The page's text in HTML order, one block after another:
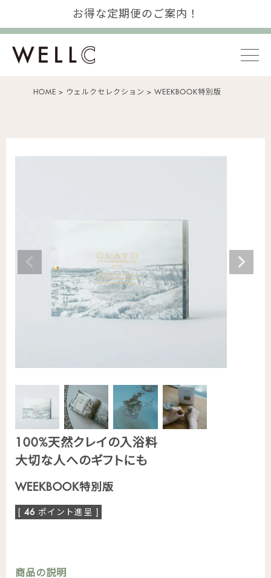
お得な定期便のご案内！
HOME ウェルクセレクション WEEKBOOK特別版
100%天然クレイの入浴料
大切な人へのギフトにも
WEEKBOOK特別版
[ 46 ポイント進呈 ]
商品の説明